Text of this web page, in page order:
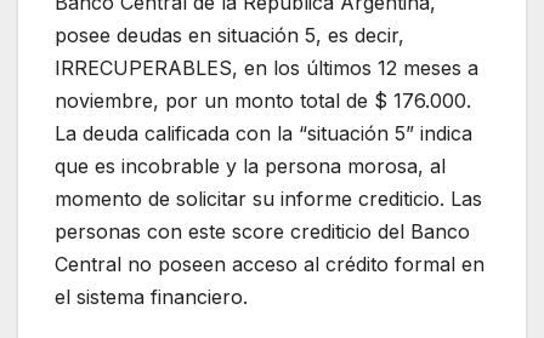
posee deudas en situación 5, es decir,
IRRECUPERABLES, en los últimos 12 meses a
noviembre, por un monto total de $ 176.000.
La deuda calificada con la “situación 5” indica
que es incobrable y la persona morosa, al
momento de solicitar su informe crediticio. Las
personas con este score crediticio del Banco
Central no poseen acceso al crédito formal en
el sistema financiero.